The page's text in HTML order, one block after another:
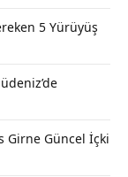
5 Yürüyüş
Girne Güncel İçki